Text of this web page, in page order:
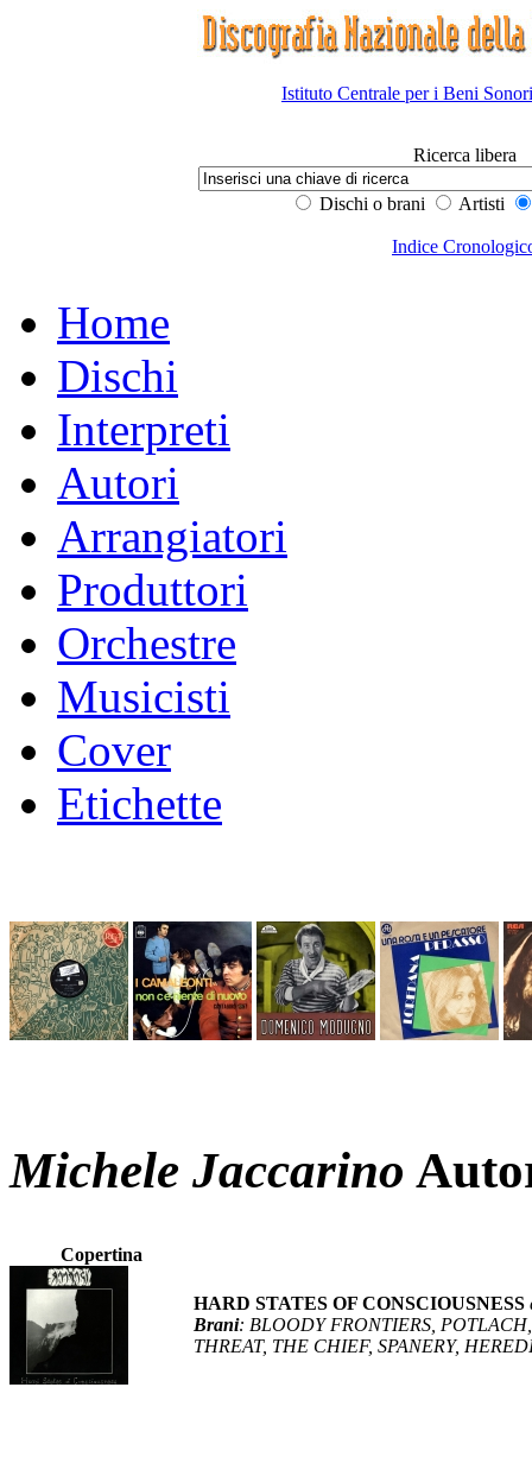
Istituto Centrale per i Beni
Ricerca libera
Dischi o brani Artisti
Indice
Home
Dischi
Interpreti
Autori
Arrangiatori
Produttori
Orchestre
Musicisti
Cover
Etichette
Michele Jaccarino
Copertina
HARD STATES OF CONSCIOUSNESS
Brani: BLOODY FRONTIERS,
THREAT, THE CHIEF, SPANERY,